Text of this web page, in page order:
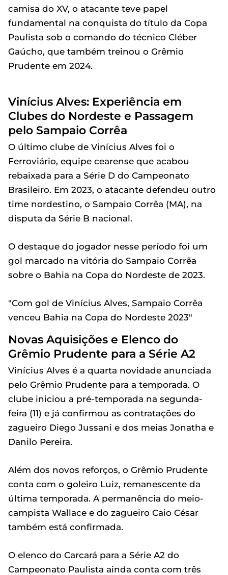
camisa do XV, o atacante teve papel
fundamental na conquista do título da Copa
Paulista sob o comando do técnico Cléber
Gaúcho, que também treinou o Grêmio
Prudente em 2024.
Vinícius Alves: Experiência em
Clubes do Nordeste e Passagem
pelo Sampaio Corrêa
O último clube de Vinícius Alves foi o
Ferroviário, equipe cearense que acabou
rebaixada para a Série D do Campeonato
Brasileiro. Em 2023, o atacante defendeu outro
time nordestino, o Sampaio Corrêa (MA), na
disputa da Série B nacional.
O destaque do jogador nesse período foi um
gol marcado na vitória do Sampaio Corrêa
sobre o Bahia na Copa do Nordeste de 2023.
"Com gol de Vinícius Alves, Sampaio Corrêa
venceu Bahia na Copa do Nordeste 2023"
Novas Aquisições e Elenco do
Grêmio Prudente para a Série A2
Vinícius Alves é a quarta novidade anunciada
pelo Grêmio Prudente para a temporada. O
clube iniciou a pré-temporada na segunda-
feira (11) e já confirmou as contratações do
zagueiro Diego Jussani e dos meias Jonatha e
Danilo Pereira.
Além dos novos reforços, o Grêmio Prudente
conta com o goleiro Luiz, remanescente da
última temporada. A permanência do meio-
campista Wallace e do zagueiro Caio César
também está confirmada.
O elenco do Carcará para a Série A2 do
Campeonato Paulista ainda conta com três